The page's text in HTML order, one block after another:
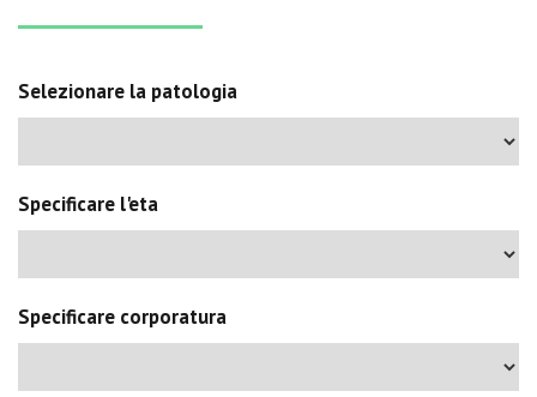
Selezionare la patologia
Specificare l'eta
Specificare corporatura